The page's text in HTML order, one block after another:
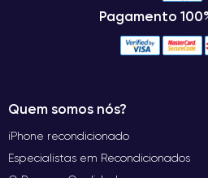
Pagamento
Quem somos nós?
iPhone recondicionado
Especialistas em Recondicionados